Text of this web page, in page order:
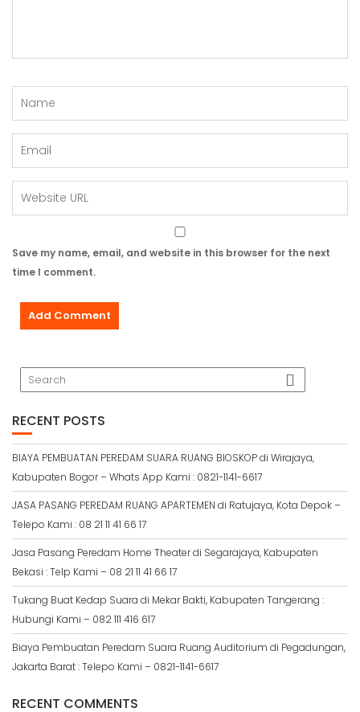
Save my name, email, and website in this browser for the next
time I comment.
RECENT POSTS
BIAYA PEMBUATAN PEREDAM SUARA RUANG BIOSKOP di Wirajaya,
Kabupaten Bogor – Whats App Kami : 0821-1141-6617
JASA PASANG PEREDAM RUANG APARTEMEN di Ratujaya, Kota Depok –
Telepo Kami : 08 21 11 41 66 17
Jasa Pasang Peredam Home Theater di Segarajaya, Kabupaten
Bekasi : Telp Kami – 08 21 11 41 66 17
Tukang Buat Kedap Suara di Mekar Bakti, Kabupaten Tangerang :
Hubungi Kami – 082 111 416 617
Biaya Pembuatan Peredam Suara Ruang Auditorium di Pegadungan,
Jakarta Barat : Telepo Kami – 0821-1141-6617
RECENT COMMENTS